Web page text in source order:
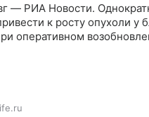
— РИА Новости.
к росту опухоли у
оперативном